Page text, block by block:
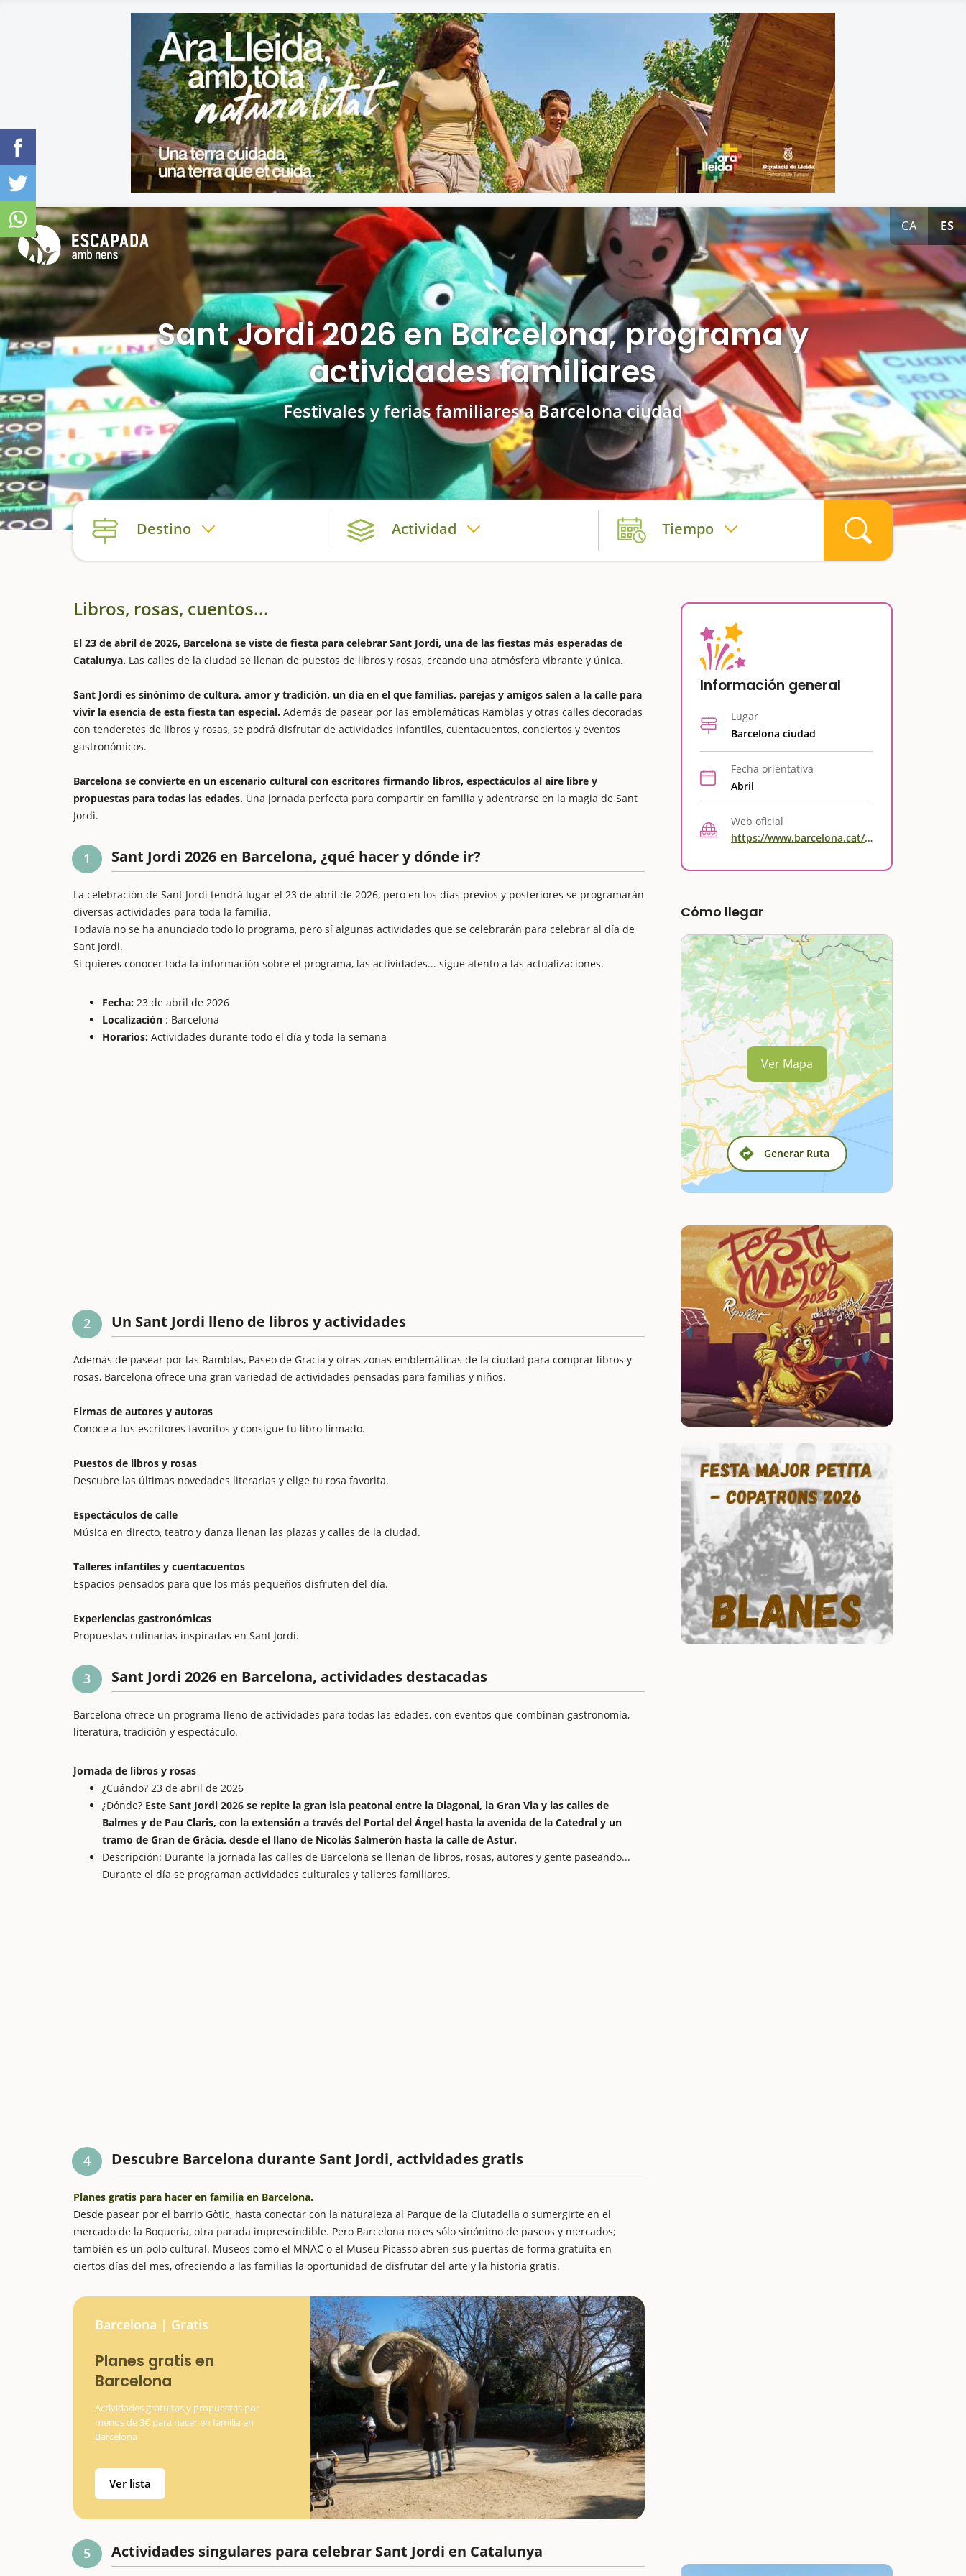
CA ES
Sant Jordi 2026 en Barcelona, programa y
actividades familiares
Festivales y ferias familiares a Barcelona ciudad
Destino Actividad Tiempo
Libros, rosas, cuentos...
El 23 de abril de 2026, Barcelona se viste de fiesta para celebrar Sant Jordi, una de las fiestas más esperadas de
Catalunya. Las calles de la ciudad se llenan de puestos de libros y rosas, creando una atmósfera vibrante y única.
Sant Jordi es sinónimo de cultura, amor y tradición, un día en el que familias, parejas y amigos salen a la calle para
vivir la esencia de esta fiesta tan especial. Además de pasear por las emblemáticas Ramblas y otras calles decoradas
con tenderetes de libros y rosas, se podrá disfrutar de actividades infantiles, cuentacuentos, conciertos y eventos
gastronómicos.
Barcelona se convierte en un escenario cultural con escritores firmando libros, espectáculos al aire libre y
propuestas para todas las edades. Una jornada perfecta para compartir en familia y adentrarse en la magia de Sant
Jordi.
1 Sant Jordi 2026 en Barcelona, ¿qué hacer y dónde ir?
La celebración de Sant Jordi tendrá lugar el 23 de abril de 2026, pero en los días previos y posteriores se programarán
diversas actividades para toda la familia.
Todavía no se ha anunciado todo lo programa, pero sí algunas actividades que se celebrarán para celebrar al día de
Sant Jordi.
Si quieres conocer toda la información sobre el programa, las actividades... sigue atento a las actualizaciones.
Fecha: 23 de abril de 2026
Localización : Barcelona
Horarios: Actividades durante todo el día y toda la semana
2 Un Sant Jordi lleno de libros y actividades
Además de pasear por las Ramblas, Paseo de Gracia y otras zonas emblemáticas de la ciudad para comprar libros y
rosas, Barcelona ofrece una gran variedad de actividades pensadas para familias y niños.
Firmas de autores y autoras
Conoce a tus escritores favoritos y consigue tu libro firmado.
Puestos de libros y rosas
Descubre las últimas novedades literarias y elige tu rosa favorita.
Espectáculos de calle
Música en directo, teatro y danza llenan las plazas y calles de la ciudad.
Talleres infantiles y cuentacuentos
Espacios pensados para que los más pequeños disfruten del día.
Experiencias gastronómicas
Propuestas culinarias inspiradas en Sant Jordi.
3 Sant Jordi 2026 en Barcelona, actividades destacadas
Barcelona ofrece un programa lleno de actividades para todas las edades, con eventos que combinan gastronomía,
literatura, tradición y espectáculo.
Jornada de libros y rosas
¿Cuándo? 23 de abril de 2026
¿Dónde? Este Sant Jordi 2026 se repite la gran isla peatonal entre la Diagonal, la Gran Via y las calles de
Balmes y de Pau Claris, con la extensión a través del Portal del Ángel hasta la avenida de la Catedral y un
tramo de Gran de Gràcia, desde el llano de Nicolás Salmerón hasta la calle de Astur.
Descripción: Durante la jornada las calles de Barcelona se llenan de libros, rosas, autores y gente paseando...
Durante el día se programan actividades culturales y talleres familiares.
4 Descubre Barcelona durante Sant Jordi, actividades gratis
Planes gratis para hacer en familia en Barcelona.
Desde pasear por el barrio Gòtic, hasta conectar con la naturaleza al Parque de la Ciutadella o sumergirte en el
mercado de la Boqueria, otra parada imprescindible. Pero Barcelona no es sólo sinónimo de paseos y mercados;
también es un polo cultural. Museos como el MNAC o el Museu Picasso abren sus puertas de forma gratuita en
ciertos días del mes, ofreciendo a las familias la oportunidad de disfrutar del arte y la historia gratis.
Barcelona | Gratis
Planes gratis en
Barcelona
Actividades gratuitas y propuestas por
menos de 3€ para hacer en familia en
Barcelona
Ver lista
5 Actividades singulares para celebrar Sant Jordi en Catalunya
Información general
Lugar
Barcelona ciudad
Fecha orientativa
Abril
Web oficial
https://www.barcelona.cat/santjordi/es/actividades
Cómo llegar
Generar Ruta
Ver Mapa